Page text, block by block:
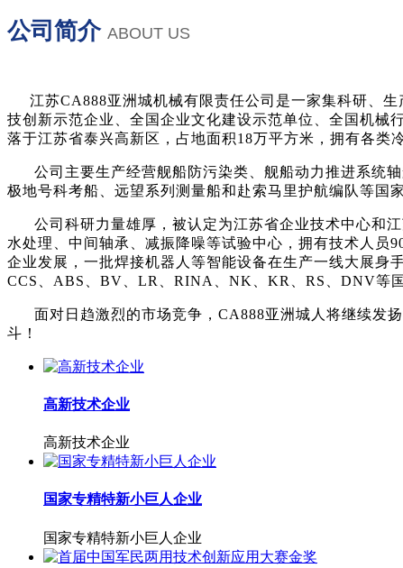
公司简介 ABOUT US
江苏CA888亚洲城机械有限责任公司是一家集科研、
技创新示范企业、全国企业文化建设示范单位、全国机械
落于江苏省泰兴高新区，占地面积18万平方米，拥有各类
公司主要生产经营舰船防污染类、舰船动力推进系统轴
极地号科考船、远望系列测量船和赴索马里护航编队等国
公司科研力量雄厚，被认定为江苏省企业技术中心和江
水处理、中间轴承、减振降噪等试验中心，拥有技术人员
企业发展，一批焊接机器人等智能设备在生产一线大展身
CCS、ABS、BV、LR、RINA、NK、KR、RS、DNV等
面对日趋激烈的市场竞争，CA888亚洲城人将继续发扬
斗！
高新技术企业
高新技术企业
国家专精特新小巨人企业
国家专精特新小巨人企业